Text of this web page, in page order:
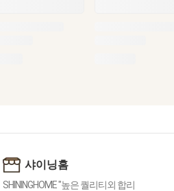
샤이닝홈
SHININGHOME "높은 퀄리티외 합리